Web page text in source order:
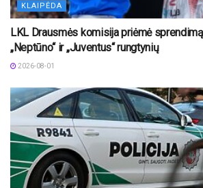
KLAIPĖDA
LKL Drausmės komisija priėmė
„Neptūno“ ir „Juventus“ rungtynių
2026-08-01